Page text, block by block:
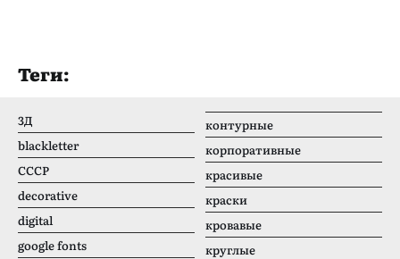
Теги:
3Д
blackletter
CCCР
decorative
digital
google fonts
контурные
корпоративные
красивые
краски
кровавые
круглые